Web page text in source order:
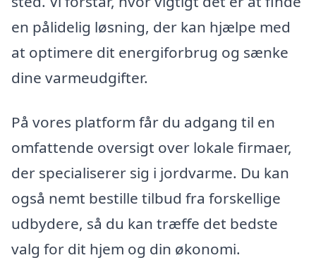
en pålidelig løsning, der kan hjælpe med
at optimere dit energiforbrug og sænke
dine varmeudgifter.
På vores platform får du adgang til en
omfattende oversigt over lokale firmaer,
der specialiserer sig i jordvarme. Du kan
også nemt bestille tilbud fra forskellige
udbydere, så du kan træffe det bedste
valg for dit hjem og din økonomi.